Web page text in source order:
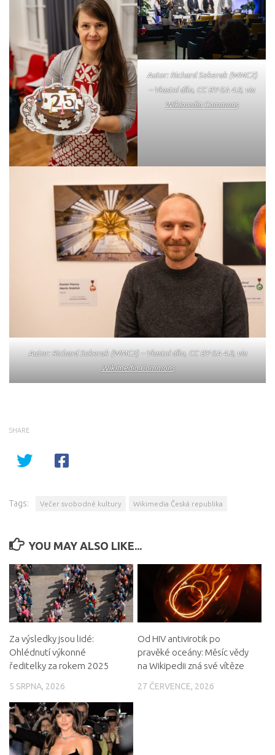
Autor: Richard Sekerak (WMCZ)
– Vlastní dílo, CC BY-SA 4.0, via
Wikimedia Commons
Autor: Richard Sekerak (WMCZ) – Vlastní dílo, CC BY-SA 4.0, via
Wikimedia Commons
SHARE
Tags: Večer svobodné kultury Wikimedia Česká republika
YOU MAY ALSO LIKE...
Za výsledky jsou lidé:
Ohlédnutí výkonné
ředitelky za rokem 2025
5 SRPNA, 2026
Od HIV antivirotik po
pravěké oceány: Měsíc vědy
na Wikipedii zná své vítěze
27 ČERVENCE, 2026